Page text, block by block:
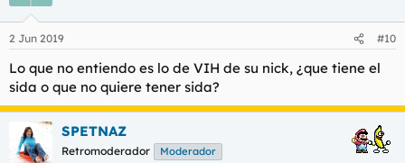
e
:
2 Jun 2019 #10
Lo que no entiendo es lo de VIH de su nick, ¿que tiene el
sida o que no quiere tener sida?
SPETNAZ
Retromoderador Moderador